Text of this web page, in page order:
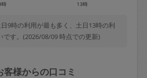
時 13時
9時の利用が最も多く、土日13時の利
です。(2026/08/09 時点での更新)
客様からの口コミ